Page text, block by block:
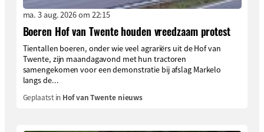
ma. 3 aug. 2026 om 22:15
Boeren Hof van Twente houden vreedzaam protest
Tientallen boeren, onder wie veel agrariërs uit de Hof van
Twente, zijn maandagavond met hun tractoren
samengekomen voor een demonstratie bij afslag Markelo
langs de...
Geplaatst in Hof van Twente nieuws